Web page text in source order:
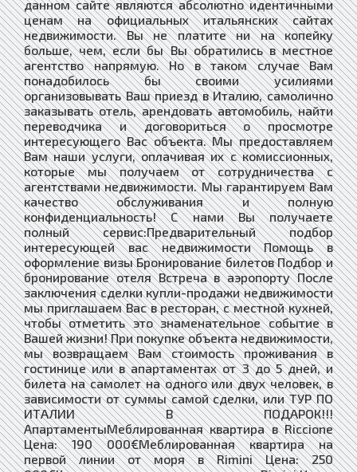
данном сайте являются абсолютно идентичными
ценам на официальных итальянских сайтах
недвижимости. Вы не платите ни на копейку
больше, чем, если бы Вы обратились в местное
агентство напрямую. Но в таком случае Вам
понадобилось бы своими усилиями
организовывать Ваш приезд в Италию, самолично
заказывать отель, арендовать автомобиль, найти
переводчика и договориться о просмотре
интересующего Вас объекта. Мы предоставляем
Вам наши услуги, оплачивая их с комиссионных,
которые мы получаем от сотрудничества с
агентствами недвижимости. Мы гарантируем Вам
качество обслуживания и полную
конфиденциальность! С нами Вы получаете
полный сервис:Предварительный подбор
интересующей вас недвижимости Помощь в
оформление визы Бронирование билетов Подбор и
бронирование отеля Встреча в аэропорту После
заключения сделки купли-продажи недвижимости
мы приглашаем Вас в ресторан, с местной кухней,
чтобы отметить это знаменательное событие в
Вашей жизни! При покупке объекта недвижимости,
мы возвращаем Вам стоимость проживания в
гостинице или в апартаментах от 3 до 5 дней, и
билета на самолет на одного или двух человек, в
зависимости от суммы самой сделки, или ТУР ПО
ИТАЛИИ В ПОДАРОК!!!
АпартаментыМеблированная квартира в Riccione
Цена: 190 000€Меблированная квартира на
первой линии от моря в Rimini Цена: 250